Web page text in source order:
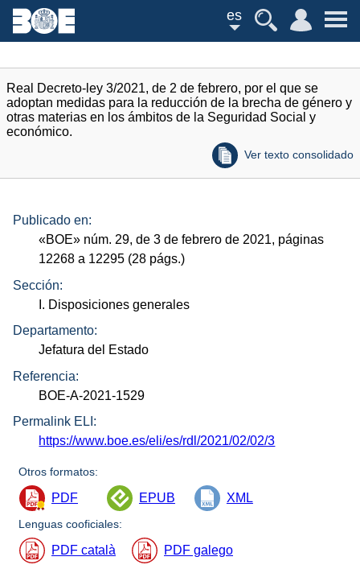
es
Real Decreto-ley 3/2021, de 2 de febrero, por el que se
adoptan medidas para la reducción de la brecha de género y
otras materias en los ámbitos de la Seguridad Social y
económico.
Ver texto consolidado
Publicado en:
«BOE» núm. 29, de 3 de febrero de 2021, páginas
12268 a 12295 (28 págs.)
Sección:
I. Disposiciones generales
Departamento:
Jefatura del Estado
Referencia:
BOE-A-2021-1529
Permalink ELI:
https://www.boe.es/eli/es/rdl/2021/02/02/3
Otros formatos:
PDF EPUB XML
Lenguas cooficiales:
PDF català PDF galego